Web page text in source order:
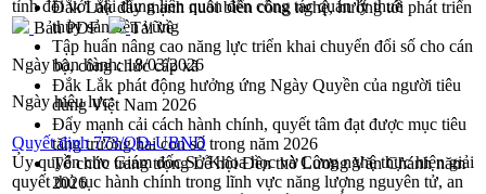
Đắk Lắk đẩy mạnh nuôi biển công nghệ, hướng tới phát triển
thủy sản bền vững
Tập huấn nâng cao năng lực triển khai chuyển đổi số cho cán
bộ, công chức cấp xã
Đắk Lắk phát động hưởng ứng Ngày Quyền của người tiêu
dùng Việt Nam 2026
Đẩy mạnh cải cách hành chính, quyết tâm đạt được mục tiêu
tăng trưởng hai con số trong năm 2026
Tổ chức trang trọng Lễ hội Đền thờ Lương Văn Chánh năm
2026
tỉnh đối với nội dung liên quan đến công tác quản lý thuế
Bản PDF
Tải về
Ngày ban hành:18/03/2026
Ngày hiệu lực:
Quyết định 773/QĐ-UBND
Ủy quyền cho Giám đốc Sở Khoa học và Công nghệ thực hiện giải
quyết thủ tục hành chính trong lĩnh vực năng lượng nguyên tử, an